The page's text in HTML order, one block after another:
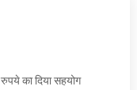
का दिया सहयोग